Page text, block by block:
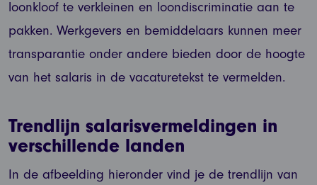
loonkloof te verkleinen en loondiscriminatie aan te
pakken. Werkgevers en bemiddelaars kunnen meer
transparantie onder andere bieden door de hoogte
van het salaris in de vacaturetekst te vermelden.
Trendlijn salarisvermeldingen in
verschillende landen
In de afbeelding hieronder vind je de trendlijn van